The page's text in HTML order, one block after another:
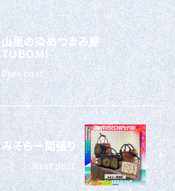
山里の染めつまみ屋
TUBOMI
Prev post
みそら一閑張り
Next post